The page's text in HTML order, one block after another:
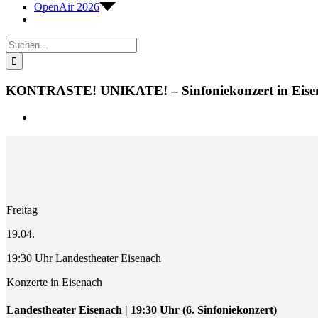
OpenAir 2026
Suche
nach:
KONTRASTE! UNIKATE! – Sinfoniekonzert in
Freitag
19.04.
19:30 Uhr Landestheater Eisenach
Konzerte in Eisenach
Landestheater Eisenach | 19:30 Uhr (6. Sinfoniekonzert)